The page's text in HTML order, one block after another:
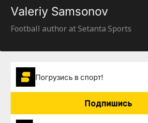
Valeriy Samsonov
Football author at Setanta Sports
Погрузиcь в спорт!
Подпишись